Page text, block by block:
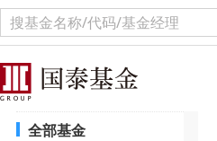
全部基金